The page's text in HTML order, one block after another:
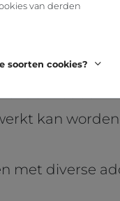
meubel.
kan
met diverse
van derden
soorten cookies?